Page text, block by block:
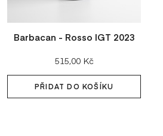
Barbacan - Rosso IGT 2023
Cena:
515,00 Kč
PŘIDAT DO KOŠÍKU